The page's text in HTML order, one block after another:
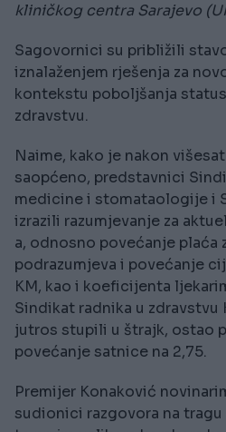
kliničkog centra Sarajevo
Sagovornici su približili
iznalaženjem rješenja za
kontekstu poboljšanja
zdravstvu.
Naime, kako je nakon
saopćeno, predstavnici
medicine i stomataologije i
izrazili razumjevanje za
a, odnosno povećanje plaća
podrazumjeva i povećanje
KM, kao i koeficijenta
Sindikat radnika u zdravstvu
jutros stupili u štrajk, ostao
povećanje satnice na 2,75.
Premijer Konaković
sudionici razgovora na